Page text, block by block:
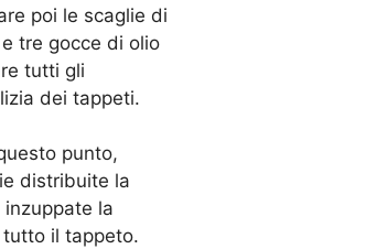
poi le scaglie di
tre gocce di olio
tutti gli
dei tappeti.
punto,
distribuite la
la
il tappeto.